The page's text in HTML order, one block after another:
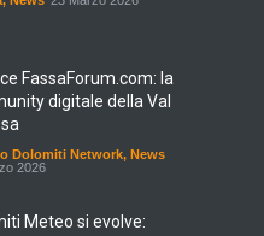
FassaForum.com: la
digitale della Val
Dolomiti Network, News
2026
Meteo si evolve: